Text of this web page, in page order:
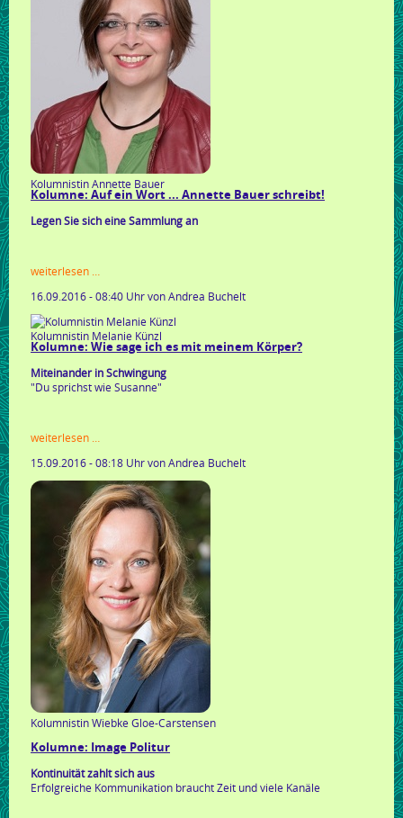
Kolumnistin Annette Bauer
Kolumne: Auf ein Wort ... Annette Bauer schreibt!
Legen Sie sich eine Sammlung an
weiterlesen …
ein
...
annette
bauer
schreibt!
16.09.2016 - 08:40 Uhrvon Andrea Buchelt
Kolumnistin Melanie Künzl
Kolumne: Wie sage ich es mit meinem Körper?
Miteinander in Schwingung
"Du sprichst wie Susanne"
weiterlesen …
sage
ich
es
mit
meinem
15.09.2016 - 08:18 Uhrvon Andrea Buchelt
Kolumnistin Wiebke Gloe-Carstensen
Kolumne: Image Politur
Kontinuität zahlt sich aus
Erfolgreiche Kommunikation braucht Zeit und viele Kanäle